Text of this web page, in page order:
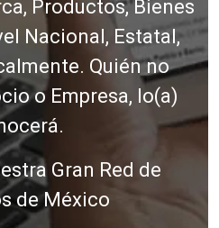
Productos, Bienes
Nacional, Estatal,
Quién no
o Empresa, lo(a)
Gran Red de
de México